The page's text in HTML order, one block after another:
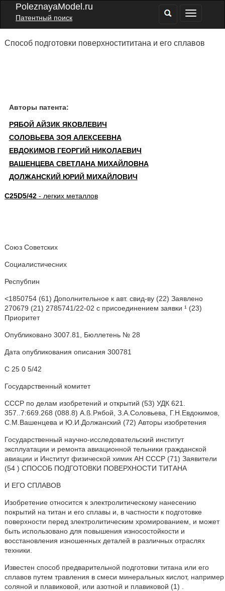
PoleznayaModel.ru
Патентный поиск
Способ подготовки поверхностититана и его сплавов
Авторы патента:
РЯБОЙ АЙЗИК ЯКОВЛЕВИЧ
СОЛОВЬЕВА ЗОЯ АЛЕКСЕЕВНА
ЕВДОКИМОВ ГЕОРГИЙ НИКОЛАЕВИЧ
ВАШЕНЦЕВА СВЕТЛАНА МИХАЙЛОВНА
ДОЛЖАНСКИЙ ЮРИЙ МИХАЙЛОВИЧ
C25D5/42- легких металлов
Союз Советских
Социалистичесних
Респубпин
<1850754 (61) Дополнительное к авт. свид-ву (22) Заявлено
270679 (21) 2785741/22-02 с присоединением заявки ¹ (23)
Приоритет
Опубликовано 3007.81, Бюллетень № 28
Дата опубликования описания 300781
С 25 0 5/42
Государственный комитет
СССР по делам изобретений и открытий (53) УДК 621.
357..7:669.268 (088.8) A.ß.Рябой, З.A.Соловьева, Г.Н.Евдокимов,
С.М.Вашенцева и Ю.И.Должанский (72) Авторы изобретения
Государственный научно-исследовательский институт
эксплуатации и ремонта авиационной тельники гражданской
авиации и Институт физической химик AH СССР (71) Заявители
(54 ) СПОСОБ ПОДГОТОВКИ ПОВЕРХНОСТИ ТИТАНА
И ЕГО СПЛАВОВ
Изобретение относится к электролитическому нанесению
покрытий на титан и его сплавы и, в частности к подготовке
поверхности перед злектролитическим хромированием, и может
быть использовано для повышения износостойкости и
восстановления изношенных деталей в различных отраслях
техники.
Известен способ предварительной подготовки титана или его
сплавов путем травления в смеси минеральных кислот, например
соляной и плавиковой, или азотной и плавиковой (1) .